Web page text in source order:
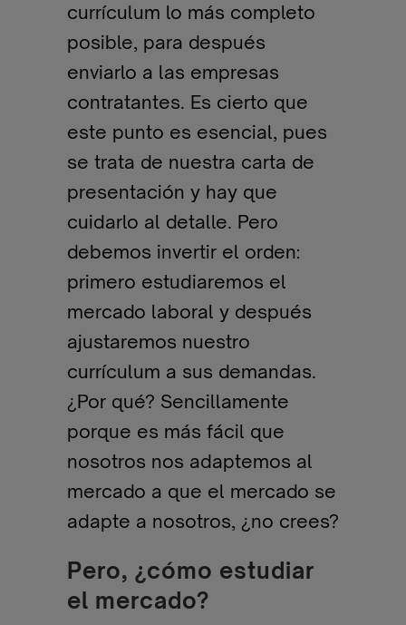
currículum lo más completo
posible, para después
enviarlo a las empresas
contratantes. Es cierto que
este punto es esencial, pues
se trata de nuestra carta de
presentación y hay que
cuidarlo al detalle. Pero
debemos invertir el orden:
primero estudiaremos el
mercado laboral y después
ajustaremos nuestro
currículum a sus demandas.
¿Por qué? Sencillamente
porque es más fácil que
nosotros nos adaptemos al
mercado a que el mercado se
adapte a nosotros, ¿no crees?
Pero, ¿cómo estudiar
el mercado?